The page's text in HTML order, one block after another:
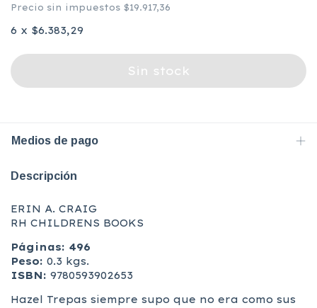
Precio sin impuestos $19.917,36
6 x $6.383,29
Medios de pago
Descripción
ERIN A. CRAIG
RH CHILDRENS BOOKS
Páginas: 496
Peso: 0.3 kgs.
ISBN: 9780593902653
Hazel Trepas siempre supo que no era como sus